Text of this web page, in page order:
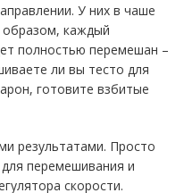
У них в чаше
образом, каждый
полностью перемешан –
ли вы тесто для
готовите взбитые
результатами. Просто
перемешивания и
скорости.